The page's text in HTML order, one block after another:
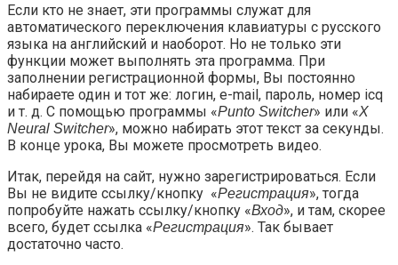
Если кто не знает, эти программы служат для
автоматического переключения клавиатуры с русского
языка на английский и наоборот. Но не только эти
функции может выполнять эта программа. При
заполнении регистрационной формы, Вы постоянно
набираете один и тот же: логин, e-mail, пароль, номер icq
и т. д. С помощью программы «Punto Switcher» или «X
Neural Switcher», можно набирать этот текст за секунды.
В конце урока, Вы можете просмотреть видео.
Итак, перейдя на сайт, нужно зарегистрироваться. Если
Вы не видите ссылку/кнопку «Регистрация», тогда
попробуйте нажать ссылку/кнопку «Вход», и там, скорее
всего, будет ссылка «Регистрация». Так бывает
достаточно часто.